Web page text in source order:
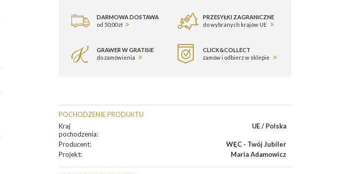
DARMOWA DOSTAWA
od 50,00 zł
PRZESYŁKI ZAGRANICZNE
do wybranych krajów UE
GRAWER W GRATISIE
do zamówienia
CLICK&COLLECT
zamów i odbierz w sklepie
POCHODZENIE PRODUKTU
Kraj
pochodzenia:
UE / Polska
Producent:
WĘC - Twój Jubiler
Projekt: Maria Adamowicz